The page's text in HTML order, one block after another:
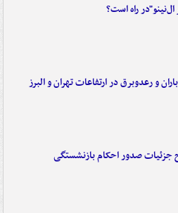
راه است؟
و رعدوبرق در ارتفاعات تهران و البرز
جزئیات صدور احکام بازنشستگی